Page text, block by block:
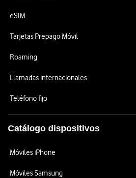
eSIM
Tarjetas Prepago Móvil
Roaming
Llamadas internacionales
Teléfono fijo
Catálogo dispositivos
Móviles iPhone
Móviles Samsung